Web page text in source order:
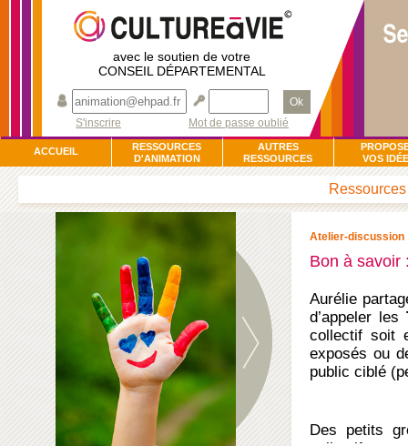
avec le soutien de votre
CONSEIL DÉPARTEMENTAL
Ok
S'inscrire
Mot de passe oublié
ACCUEIL
RESSOURCES
D'ANIMATION
AUTRES
RESSOURCES
VOS
Atelier-discussion
Bon à savoir
Aurélie
d’appeler les
collectif soit
exposés ou
public ciblé
Des petits